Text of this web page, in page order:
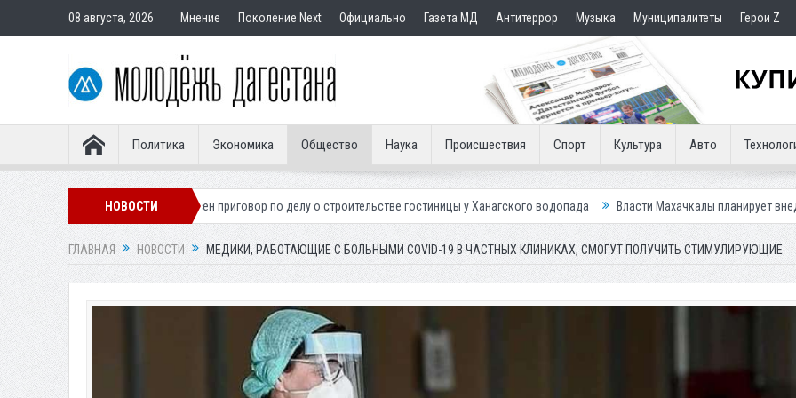
08 августа, 2026 Мнение Поколение Next Официально Газета МД Антитеррор Музыка Муниципалитеты Герои Z
Политика Экономика Общество Наука Происшествия Спорт Культура Авто
НОВОСТИ
Вынесен приговор по делу о строительстве гостиницы у Ханагского водопада Власти Махачкалы планирует внедрить новую
ГЛАВНАЯ НОВОСТИ МЕДИКИ, РАБОТАЮЩИЕ С БОЛЬНЫМИ COVID-19 В ЧАСТНЫХ КЛИНИКАХ, СМОГУТ ПОЛУЧИТЬ СТИМУЛИРУЮЩИЕ